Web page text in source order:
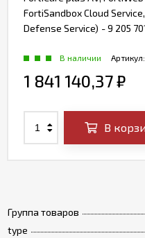
Группа товаров
type
FortiSandbox Cloud
Defense Service) - 9 205
Артикул:
В наличии
1 841 140,37₽
В